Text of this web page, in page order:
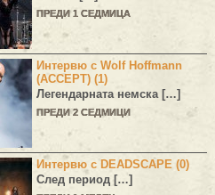
ПРЕДИ 1 СЕДМИЦА
Интервю с Wolf Hoffmann
(ACCEPT) (1)
Легендарната немска […]
ПРЕДИ 2 СЕДМИЦИ
Интервю с DEADSCAPE (0)
След период […]